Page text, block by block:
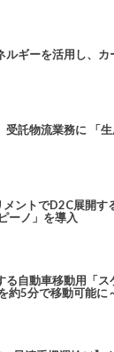
ルギーを活用し、
託物流業務に 「生
ントでD2C展開す
ーノ」を導入
る自動車移動用「
約5分で移動可能に